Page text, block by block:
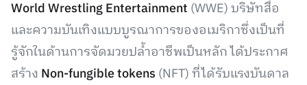
World Wrestling Entertainment (WWE) บริษัทสื่อ
และความบันเทิงแบบบูรณาการของอเมริกาซึ่งเป็นที่
รู้จักในด้านการจัดมวยปล้ำอาชีพเป็นหลัก ได้ประกาศ
สร้าง Non-fungible tokens (NFT) ที่ได้รับแรงบันดาล